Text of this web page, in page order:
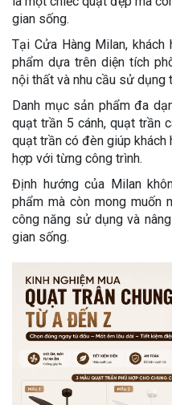
gian sống.
Tại Cửa Hàng Milan,
phẩm dựa trên diện tích
nội thất và nhu cầu sử dụng
Danh mục sản phẩm đa
quạt trần 5 cánh, quạt trần
quạt trần có đèn giúp khách
hợp với từng công trình.
Định hướng của Milan
phẩm mà còn mong muốn
công năng sử dụng và
gian sống.